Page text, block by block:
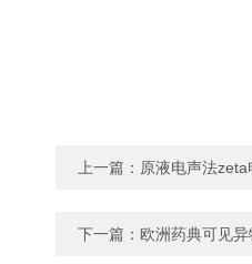
上一篇： 原液电声法
下一篇： 欧洲药典可见